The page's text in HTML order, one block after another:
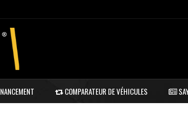
COMPARATEUR DE VÉHICULES